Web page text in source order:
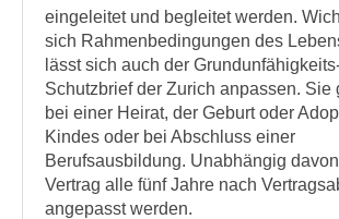
eingeleitet und begleitet werden.
sich Rahmenbedingungen des
lässt sich auch der
Schutzbrief der Zurich anpassen. Sie
bei einer Heirat, der Geburt oder
Kindes oder bei Abschluss einer
Berufsausbildung. Unabhängig
Vertrag alle fünf Jahre nach
angepasst werden.